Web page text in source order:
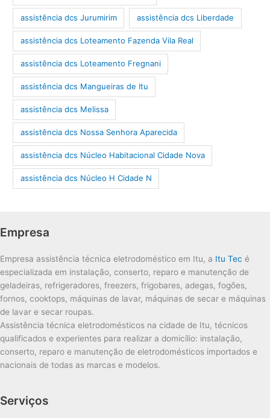
assistência dcs Jurumirim assistência dcs Liberdade
assistência dcs Loteamento Fazenda Vila Real
assistência dcs Loteamento Fregnani
assistência dcs Mangueiras de Itu
assistência dcs Melissa
assistência dcs Nossa Senhora Aparecida
assistência dcs Núcleo Habitacional Cidade Nova
assistência dcs Núcleo H Cidade N
Empresa
Empresa assistência técnica eletrodoméstico em Itu, a Itu Tec é
especializada em instalação, conserto, reparo e manutenção de
geladeiras, refrigeradores, freezers, frigobares, adegas, fogões,
fornos, cooktops, máquinas de lavar, máquinas de secar e máquinas
de lavar e secar roupas.
Assistência técnica eletrodomésticos na cidade de Itu, técnicos
qualificados e experientes para realizar a domicílio: instalação,
conserto, reparo e manutenção de eletrodomésticos importados e
nacionais de todas as marcas e modelos.
Serviços